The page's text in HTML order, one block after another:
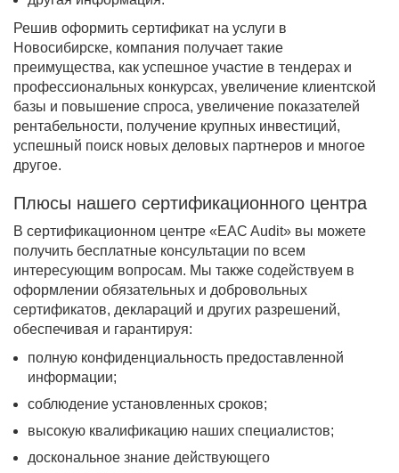
Решив оформить сертификат на услуги в
Новосибирске, компания получает такие
преимущества, как успешное участие в тендерах и
профессиональных конкурсах, увеличение клиентской
базы и повышение спроса, увеличение показателей
рентабельности, получение крупных инвестиций,
успешный поиск новых деловых партнеров и многое
другое.
Плюсы нашего сертификационного центра
В сертификационном центре «EAC Audit» вы можете
получить бесплатные консультации по всем
интересующим вопросам. Мы также содействуем в
оформлении обязательных и добровольных
сертификатов, деклараций и других разрешений,
обеспечивая и гарантируя:
полную конфиденциальность предоставленной
информации;
соблюдение установленных сроков;
высокую квалификацию наших специалистов;
доскональное знание действующего